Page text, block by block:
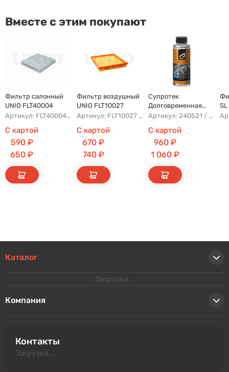
Вместе с этим покупают
Фильтр салонный
UNIO FLT40004
Артикул: FLT40004 AFW1197 K1210 AG582CF
С картой
590₽
650 ₽
Фильтр воздушный
UNIO FLT10027
Артикул: FLT10027 AFAU179 AP139/7 AG466
С картой
670 ₽
740₽
Супротек
Долговременная
Промывка
Артикул: 240521 / 122929
С картой
960₽
1 060₽
Каталог
Загрузка...
Компания
Контакты
Загрузка...